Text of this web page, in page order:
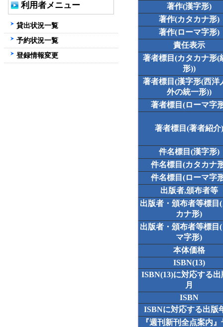
著作(漢字形)
著作(カタカナ形)
著作(ローマ字形)
責任表示
著者標目(カタカナ形(
形))
著者標目(漢字形(西洋
外の統一形))
著者標目(ローマ字
著者標目(著者紹介)
件名標目(漢字形)
件名標目(カタカナ
件名標目(ローマ字
出版者,頒布者等
出版者・頒布者等標目
カナ形)
出版者・頒布者等標目
マ字形)
本体価格
ISBN(13)
ISBN(13)に対応する出
月
ISBN
ISBNに対応する出版
『週刊新刊全点案内
利用者メニュー
貸出状況一覧
予約状況一覧
登録情報変更